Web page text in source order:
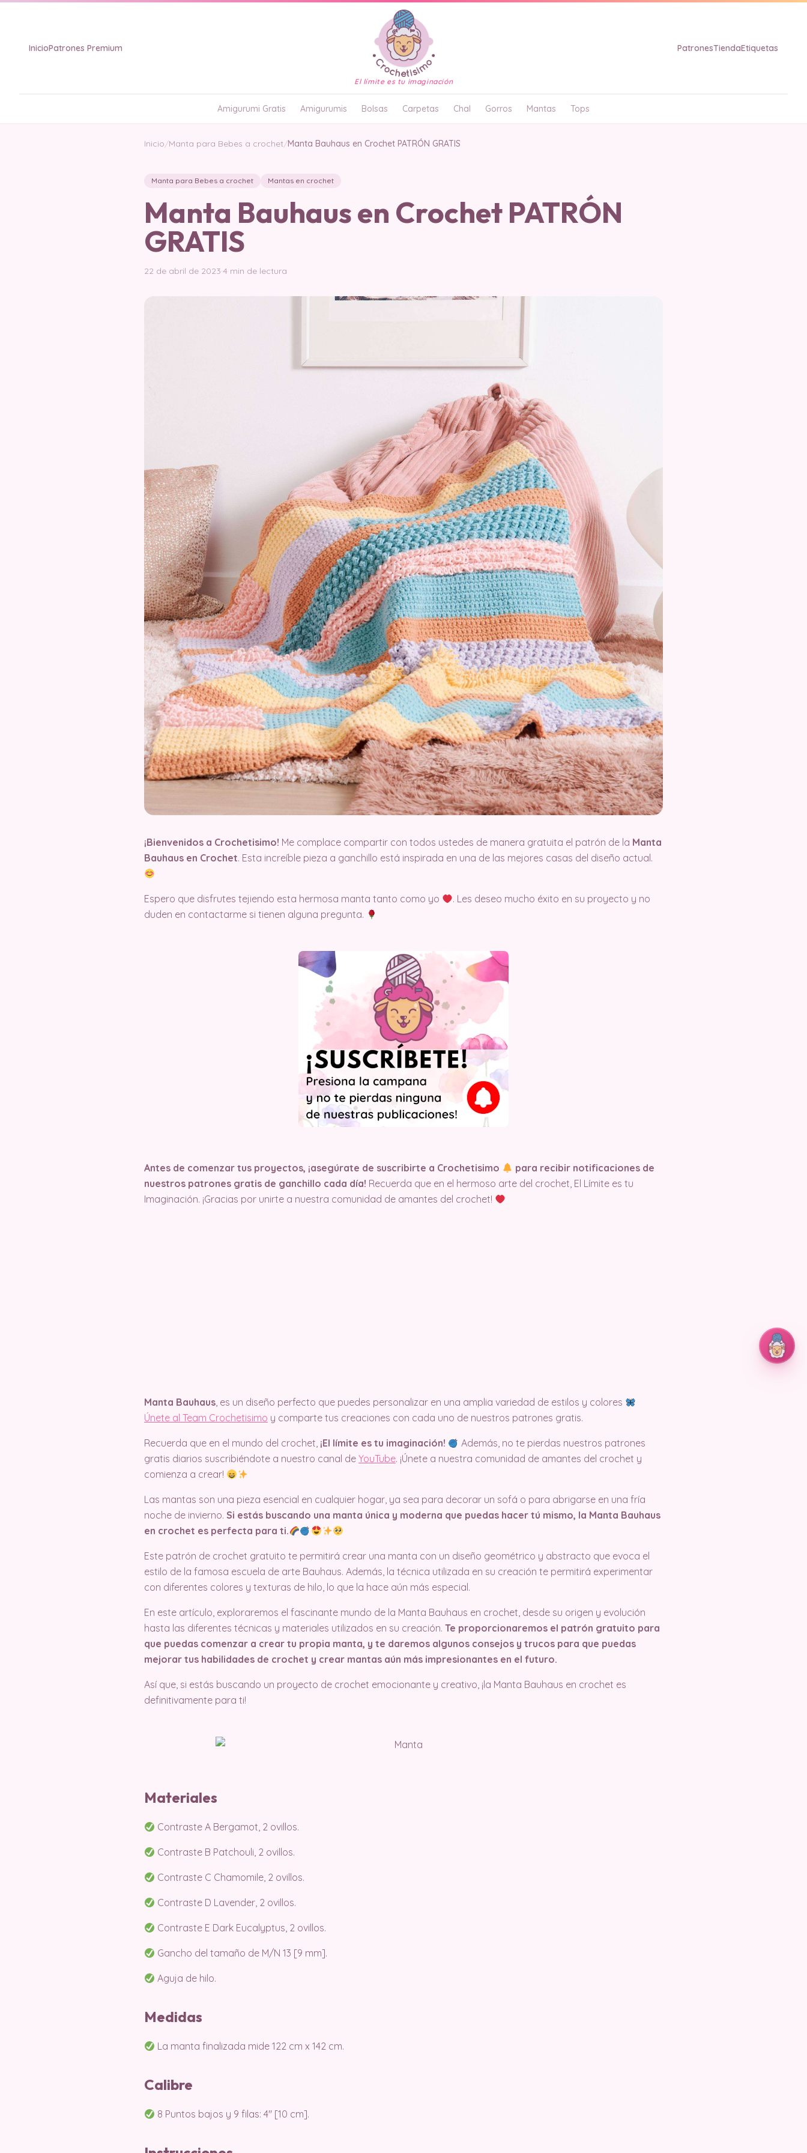
InicioPatrones Premium
El límite es tu imaginación
PatronesTiendaEtiquetas
Amigurumi Gratis Amigurumis Bolsas Carpetas Chal Gorros Mantas Tops
Inicio/Manta para Bebes a crochet/Manta Bauhaus en Crochet PATRÓN GRATIS
Manta para Bebes a crochet Mantas en crochet
Manta Bauhaus en Crochet PATRÓN
GRATIS
22 de abril de 2023·4 min de lectura
¡Bienvenidos a Crochetisimo! Me complace compartir con todos ustedes de manera gratuita el patrón de la Manta
Bauhaus en Crochet. Esta increíble pieza a ganchillo está inspirada en una de las mejores casas del diseño actual.
Espero que disfrutes tejiendo esta hermosa manta tanto como yo
. Les deseo mucho éxito en su proyecto y no
duden en contactarme si tienen alguna pregunta.
Antes de comenzar tus proyectos, ¡asegúrate de suscribirte a Crochetisimo
para recibir notificaciones de
nuestros patrones gratis de ganchillo cada día! Recuerda que en el hermoso arte del crochet, El Límite es tu
Imaginación. ¡Gracias por unirte a nuestra comunidad de amantes del crochet!
Manta Bauhaus, es un diseño perfecto que puedes personalizar en una amplia variedad de estilos y colores
Únete al Team Crochetisimo y comparte tus creaciones con cada uno de nuestros patrones gratis.
Recuerda que en el mundo del crochet, ¡El límite es tu imaginación!
Además, no te pierdas nuestros patrones
gratis diarios suscribiéndote a nuestro canal de YouTube. ¡Únete a nuestra comunidad de amantes del crochet y
comienza a crear!
Las mantas son una pieza esencial en cualquier hogar, ya sea para decorar un sofá o para abrigarse en una fría
noche de invierno. Si estás buscando una manta única y moderna que puedas hacer tú mismo, la Manta Bauhaus
en crochet es perfecta para ti.
Este patrón de crochet gratuito te permitirá crear una manta con un diseño geométrico y abstracto que evoca el
estilo de la famosa escuela de arte Bauhaus. Además, la técnica utilizada en su creación te permitirá experimentar
con diferentes colores y texturas de hilo, lo que la hace aún más especial.
En este artículo, exploraremos el fascinante mundo de la Manta Bauhaus en crochet, desde su origen y evolución
hasta las diferentes técnicas y materiales utilizados en su creación. Te proporcionaremos el patrón gratuito para
que puedas comenzar a crear tu propia manta, y te daremos algunos consejos y trucos para que puedas
mejorar tus habilidades de crochet y crear mantas aún más impresionantes en el futuro.
Así que, si estás buscando un proyecto de crochet emocionante y creativo, ¡la Manta Bauhaus en crochet es
definitivamente para ti!
Materiales
Contraste A Bergamot, 2 ovillos.
Contraste B Patchouli, 2 ovillos.
Contraste C Chamomile, 2 ovillos.
Contraste D Lavender, 2 ovillos.
Contraste E Dark Eucalyptus, 2 ovillos.
Gancho del tamaño de M/N 13 [9 mm].
Aguja de hilo.
Medidas
La manta finalizada mide 122 cm x 142 cm.
Calibre
8 Puntos bajos y 9 filas: 4″ [10 cm].